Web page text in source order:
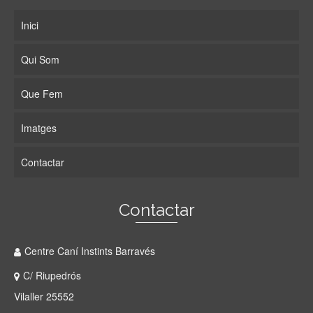
Inici
Qui Som
Que Fem
Imatges
Contactar
Contactar
Centre Caní Instints Barravés
C/ Riupedrós
Vilaller 25552